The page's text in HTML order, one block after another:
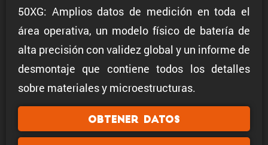
50XG: Amplios datos de medición en toda el
área operativa, un modelo físico de batería de
alta precisión con validez global y un informe de
desmontaje que contiene todos los detalles
sobre materiales y microestructuras.
Obtener datos